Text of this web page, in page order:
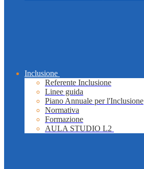
Inclusione
Referente Inclusione
Linee guida
Piano Annuale per l'Inclusione
Normativa
Formazione
AULA STUDIO L2